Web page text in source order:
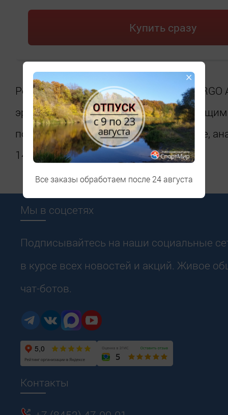
Купить сразу
Рога алюминий/резина ABE-402 Blk ERGO
эргономичные, с мягким
покрытием, черные, прямые, короткие,
145г/пара
Мы в соцсетях
Подписывайтесь на наши социальные
в курсе всех новостей и акций. Живое
чат-ботов.
Контакты
×
Все заказы обработаем после 24 августа